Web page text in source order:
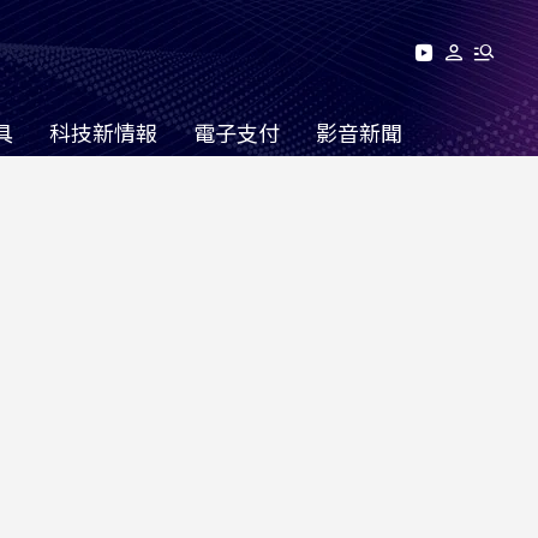
科技新情報 電子支付 影音新聞